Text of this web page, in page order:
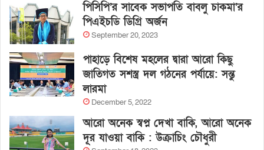
পিসিপি’র সাবেক সভাপতি বাবলু চাকমা’র
পিএইচডি ডিগ্রি অর্জন
September 20, 2023
পাহাড়ে বিশেষ মহলের দ্বারা আরো কিছু
জাতিগত সশস্ত্র দল গঠনের পর্যায়ে: সন্তু
লারমা
December 5, 2022
আরো অনেক স্বপ্ন দেখা বাকি, আরো অনেক
দূর যাওয়া বাকি : উক্রাচিং চৌধুরী